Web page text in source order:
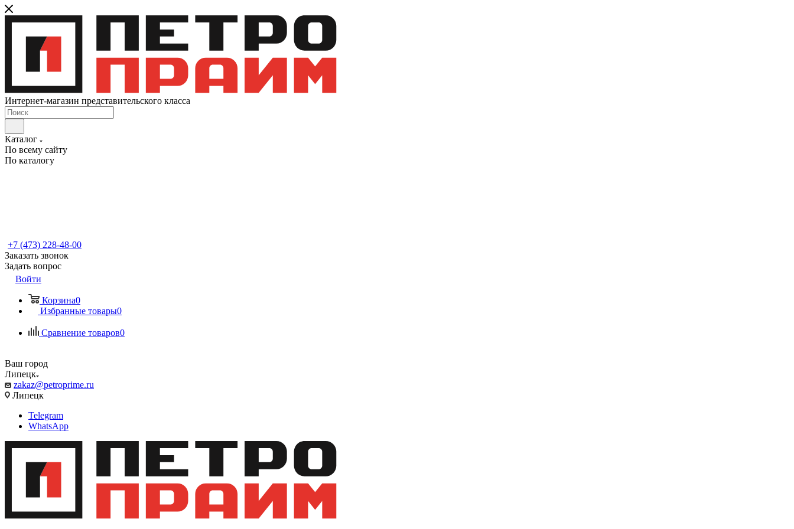
Интернет-магазин представительского класса
Каталог
По всему сайту
По каталогу
+7 (473) 228-48-00
Заказать звонок
Задать вопрос
Войти
Корзина0
Избранные товары0
Сравнение товаров0
Ваш город
Липецк
zakaz@petroprime.ru
Липецк
Telegram
WhatsApp